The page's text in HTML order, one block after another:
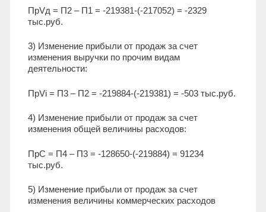
ПрVд = П2 – П1 = -219381-(-217052) = -2329
тыс.руб.
3) Изменение прибыли от продаж за счет
изменения выручки по прочим видам
деятельности:
ПрVi = П3 – П2 = -219884-(-219381) = -503 тыс.руб.
4) Изменение прибыли от продаж за счет
изменения общей величины расходов:
ПрС = П4 – П3 = -128650-(-219884) = 91234
тыс.руб.
5) Изменение прибыли от продаж за счет
изменения величины коммерческих расходов